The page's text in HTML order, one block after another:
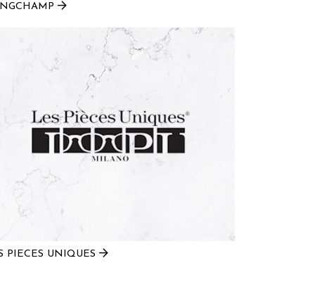
PIECES UNIQUES